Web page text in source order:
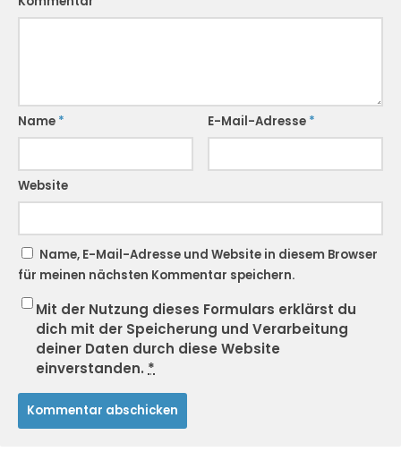
Name * E-Mail-Adresse *
Website
Name, E-Mail-Adresse und Website in diesem Browser
für meinen nächsten Kommentar speichern.
Mit der Nutzung dieses Formulars erklärst du
dich mit der Speicherung und Verarbeitung
deiner Daten durch diese Website
einverstanden. *